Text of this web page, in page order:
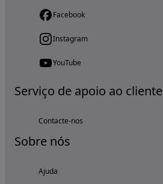
Facebook
Instagram
YouTube
Serviço de apoio ao cliente
Contacte-nos
Sobre nós
Ajuda